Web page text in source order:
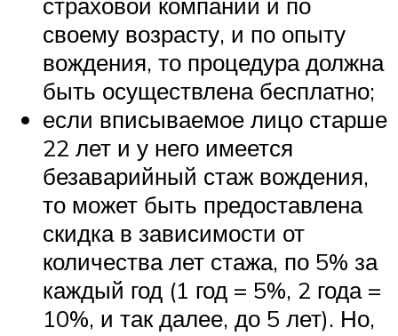
страховой компании и по
своему возрасту, и по опыту
вождения, то процедура должна
быть осуществлена бесплатно;
если вписываемое лицо старше
22 лет и у него имеется
безаварийный стаж вождения,
то может быть предоставлена
скидка в зависимости от
количества лет стажа, по 5% за
каждый год (1 год = 5%, 2 года =
10%, и так далее, до 5 лет). Но,